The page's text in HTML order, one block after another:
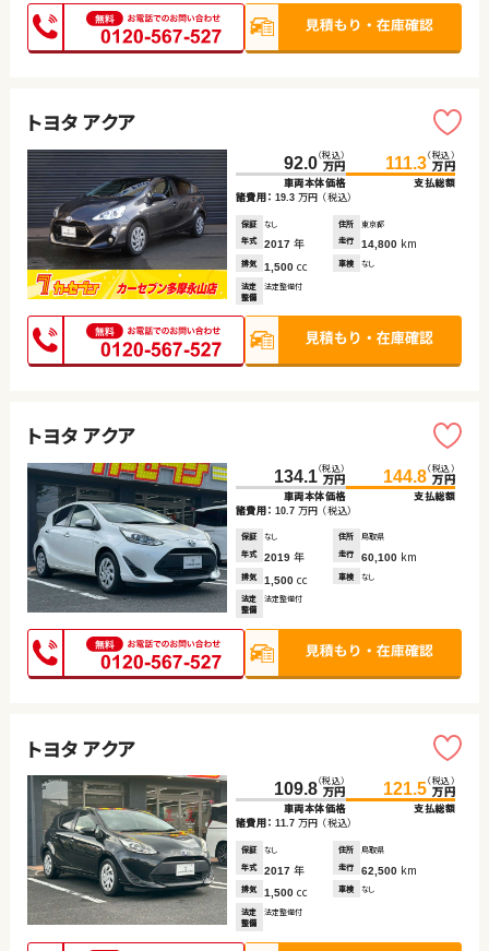
トヨタ アクア
92.0（税込）
万円
車両本体価格
111.3（税込）
万円
支払総額
諸費用： 19.3 万円 （税込）
保証 なし 住所
東京都
年式
2017 年 走行 14,800 km
排気 1,500 cc 車検 なし
法定
整備
法定整備付
トヨタ アクア
134.1（税込）
万円
車両本体価格
144.8（税込）
万円
支払総額
諸費用： 10.7 万円 （税込）
保証 なし 住所
鳥取県
年式
2019 年 走行 60,100 km
排気 1,500 cc 車検 なし
法定
整備
法定整備付
トヨタ アクア
109.8（税込）
万円
車両本体価格
121.5（税込）
万円
支払総額
諸費用： 11.7 万円 （税込）
保証 なし 住所
鳥取県
年式
2017 年 走行 62,500 km
排気 1,500 cc 車検 なし
法定
整備
法定整備付